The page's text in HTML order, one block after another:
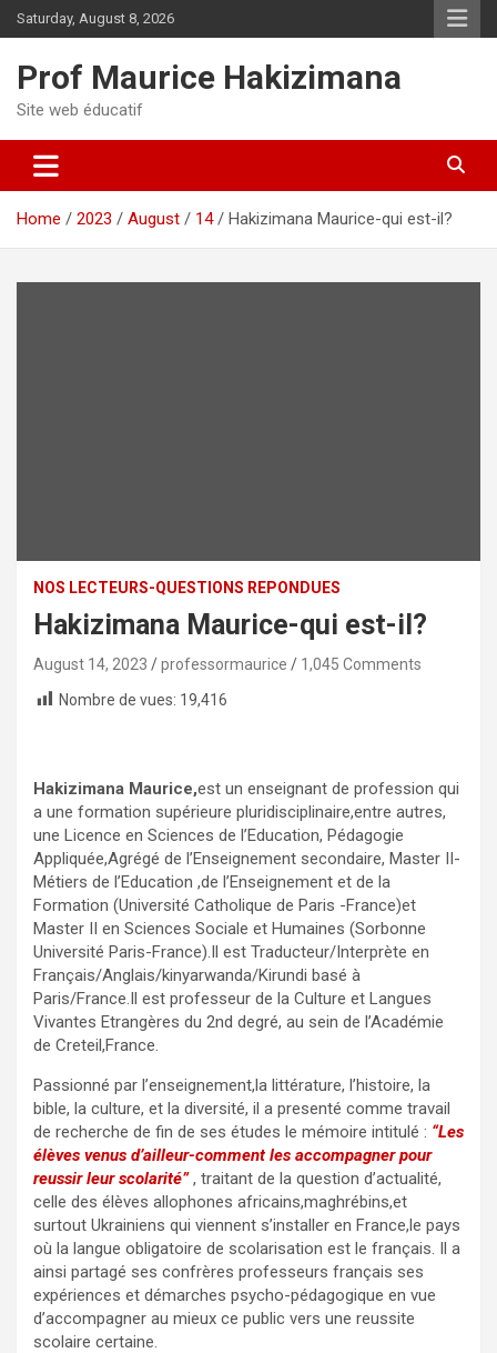
Skip
to
Saturday, August 8, 2026
Prof Maurice Hakizimana
Site web éducatif
Home 2023 August 14 Hakizimana Maurice-qui est-il?
NOS LECTEURS-QUESTIONS REPONDUES
Hakizimana Maurice-qui est-il?
August 14, 2023 professormaurice
1,045 Comments
Nombre de vues: 19,416
Hakizimana Maurice,est un enseignant de profession qui
a une formation supérieure pluridisciplinaire,entre autres,
une Licence en Sciences de l’Education, Pédagogie
Appliquée,Agrégé de l’Enseignement secondaire, Master II-
Métiers de l’Education ,de l’Enseignement et de la
Formation (Université Catholique de Paris -France)et
Master II en Sciences Sociale et Humaines (Sorbonne
Université Paris-France).Il est Traducteur/Interprète en
Français/Anglais/kinyarwanda/Kirundi basé à
Paris/France.Il est professeur de la Culture et Langues
Vivantes Etrangères du 2nd degré, au sein de l’Académie
de Creteil,France.
Passionné par l’enseignement,la littérature, l’histoire, la
bible, la culture, et la diversité, il a presenté comme travail
de recherche de fin de ses études le mémoire intitulé : “Les
élèves venus d’ailleur-comment les accompagner pour
reussir leur scolarité” , traitant de la question d’actualité,
celle des élèves allophones africains,maghrébins,et
surtout Ukrainiens qui viennent s’installer en France,le pays
où la langue obligatoire de scolarisation est le français. Il a
ainsi partagé ses confrères professeurs français ses
expériences et démarches psycho-pédagogique en vue
d’accompagner au mieux ce public vers une reussite
scolaire certaine.